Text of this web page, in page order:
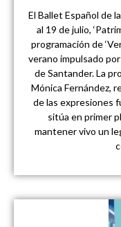
El Ballet Español de
al 19 de julio,
programación de
verano impulsado
de Santander. La
Mónica Fernández,
de las expresiones
sitúa en primer
mantener vivo un